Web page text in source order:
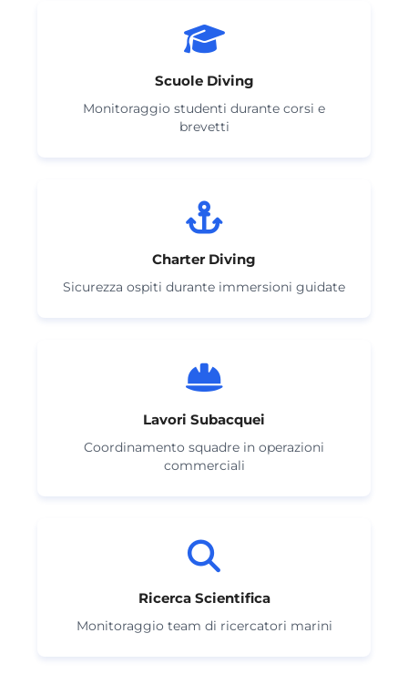
Scuole Diving
Monitoraggio studenti durante corsi e
brevetti
Charter Diving
Sicurezza ospiti durante immersioni guidate
Lavori Subacquei
Coordinamento squadre in operazioni
commerciali
Ricerca Scientifica
Monitoraggio team di ricercatori marini